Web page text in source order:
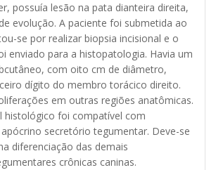
possuía lesão na pata dianteira direita,
evolução. A paciente foi submetida ao
se por realizar biopsia incisional e o
enviado para a histopatologia. Havia um
com oito cm de diâmetro,
dígito do membro torácico direito.
em outras regiões anatômicas.
histológico foi compatível com
secretório tegumentar. Deve-se
diferenciação das demais
crônicas caninas.